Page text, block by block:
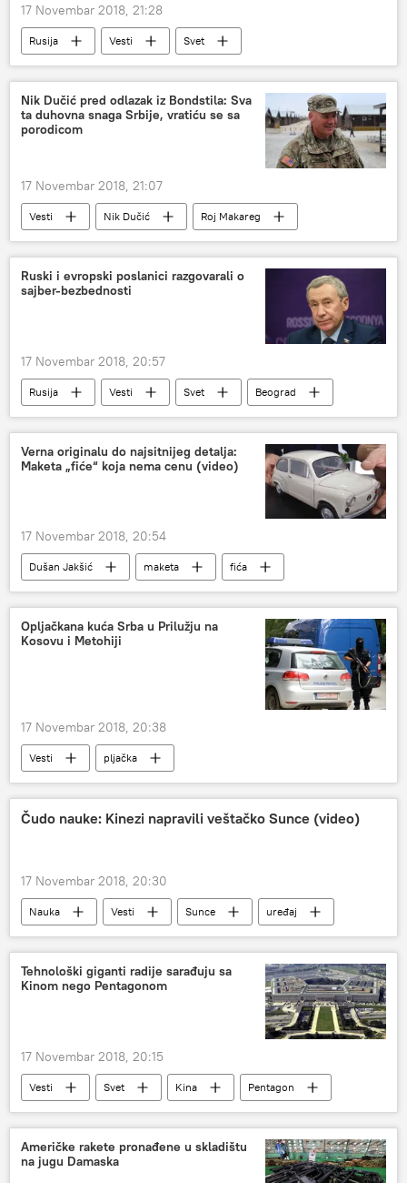
17 Novembar 2018, 21:28
Rusija Vesti
Svet
Velika Britanija
Tajms
Maša i medved
animirani film
Zapad
Kremlj
Nik Dučić pred odlazak iz Bondstila: Sva
ta duhovna snaga Srbije, vratiću se sa
porodicom
17 Novembar 2018, 21:07
Vesti Nik Dučić
Roj Makareg
baza
Bondstil
Kosovo i Metohija (KiM)
Ruski i evropski poslanici razgovarali o
sajber-bezbednosti
17 Novembar 2018, 20:57
Rusija Vesti Svet
Beograd
Andrej Klimov
Evropski parlament
Savet federacije
sajber-bezbednost
Evropa
sajber kriminal
Verna originalu do najsitnijeg detalja:
Maketa „fiće“ koja nema cenu (video)
17 Novembar 2018, 20:54
Dušan Jakšić maketa
fića
Društvo
Opljačkana kuća Srba u Prilužju na
Kosovu i Metohiji
17 Novembar 2018, 20:38
Vesti
pljačka
Kosovo i Metohija (KiM)
Čudo nauke: Kinezi napravili veštačko Sunce (video)
17 Novembar 2018, 20:30
Nauka Vesti Sunce
uređaj
Društvo
Tehnološki giganti radije sarađuju sa
Kinom nego Pentagonom
17 Novembar 2018, 20:15
Vesti Svet Kina Pentagon
Američke rakete pronađene u skladištu
na jugu Damaska